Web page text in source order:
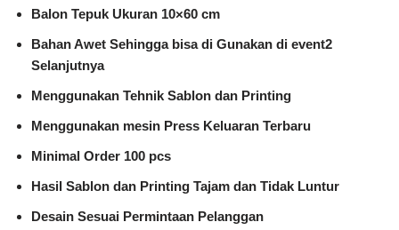
Balon Tepuk Ukuran 10×60 cm
Bahan Awet Sehingga bisa di Gunakan di event2
Selanjutnya
Menggunakan Tehnik Sablon dan Printing
Menggunakan mesin Press Keluaran Terbaru
Minimal Order 100 pcs
Hasil Sablon dan Printing Tajam dan Tidak Luntur
Desain Sesuai Permintaan Pelanggan